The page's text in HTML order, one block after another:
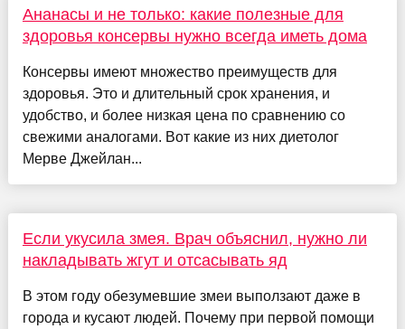
Ананасы и не только: какие полезные для
здоровья консервы нужно всегда иметь дома
Консервы имеют множество преимуществ для
здоровья. Это и длительный срок хранения, и
удобство, и более низкая цена по сравнению со
свежими аналогами. Вот какие из них диетолог
Мерве Джейлан...
Если укусила змея. Врач объяснил, нужно ли
накладывать жгут и отсасывать яд
В этом году обезумевшие змеи выползают даже в
города и кусают людей. Почему при первой помощи